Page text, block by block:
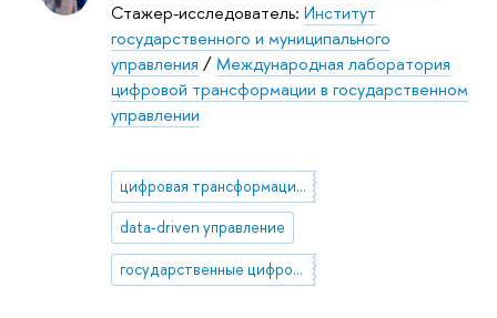
Стажер-исследователь: Институт
государственного и муниципального
управления /Международная лаборатория
цифровой трансформации в государственном
управлении
цифровая трансформация в государственном управлении
data-driven управление
государственные цифровые платформы